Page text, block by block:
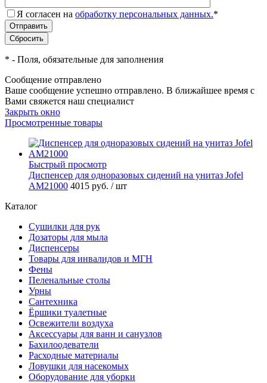
Я согласен на обработку персональных данных.*
* - Поля, обязательные для заполнения
Сообщение отправлено
Ваше сообщение успешно отправлено. В ближайшее время с
Вами свяжется наш специалист
Закрыть окно
Просмотренные товары
Быстрый просмотр
Диспенсер для одноразовых сидений на унитаз Jofel
AM21000 4015 руб. / шт
Каталог
Сушилки для рук
Дозаторы для мыла
Диспенсеры
Товары для инвалидов и МГН
Фены
Пеленальные столы
Урны
Сантехника
Ёршики туалетные
Освежители воздуха
Аксессуары для ванн и санузлов
Бахилоодеватели
Расходные материалы
Ловушки для насекомых
Оборудование для уборки